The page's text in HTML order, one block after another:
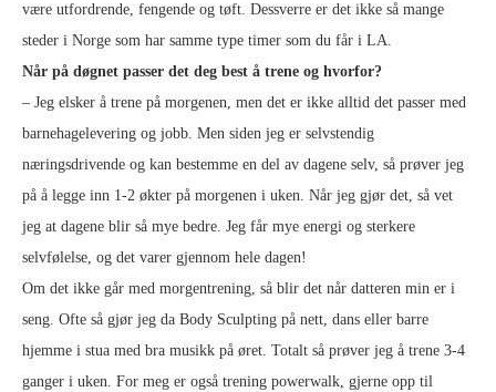
være utfordrende, fengende og tøft. Dessverre er det ikke så mange
steder i Norge som har samme type timer som du får i LA.
Når på døgnet passer det deg best å trene og hvorfor?
– Jeg elsker å trene på morgenen, men det er ikke alltid det passer med
barnehagelevering og jobb. Men siden jeg er selvstendig
næringsdrivende og kan bestemme en del av dagene selv, så prøver jeg
på å legge inn 1-2 økter på morgenen i uken. Når jeg gjør det, så vet
jeg at dagene blir så mye bedre. Jeg får mye energi og sterkere
selvfølelse, og det varer gjennom hele dagen!
Om det ikke går med morgentrening, så blir det når datteren min er i
seng. Ofte så gjør jeg da Body Sculpting på nett, dans eller barre
hjemme i stua med bra musikk på øret. Totalt så prøver jeg å trene 3-4
ganger i uken. For meg er også trening powerwalk, gjerne opp til